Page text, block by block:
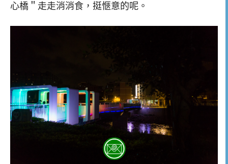
心橋＂走走消消食，挺愜意的呢。